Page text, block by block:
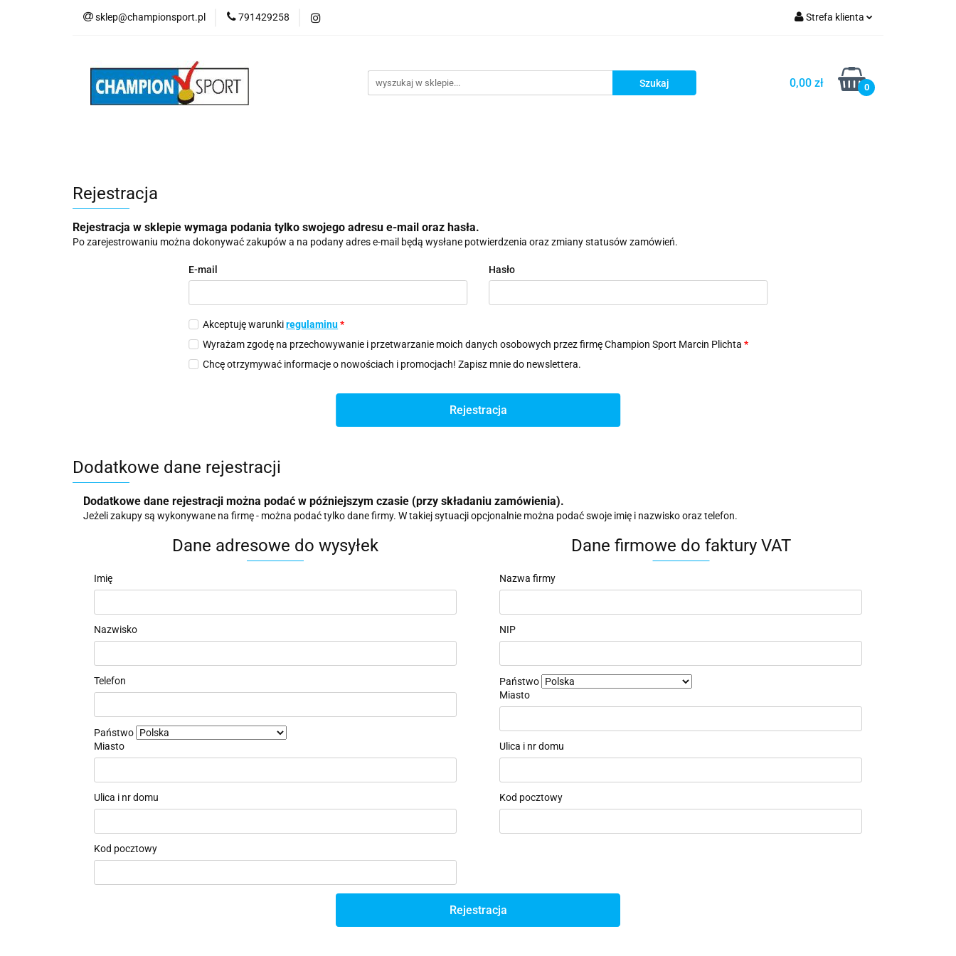
sklep@championsport.pl 791429258 Strefa klienta
Zarejestruj się
Dodaj zgłoszenie
0,00 zł 0
Rejestracja
Rejestracja w sklepie wymaga podania tylko swojego adresu e-mail oraz hasła.
Po zarejestrowaniu można dokonywać zakupów a na podany adres e-mail będą wysłane potwierdzenia oraz zmiany statusów zamówień.
E-mail Hasło
Akceptuję warunkiregulaminu *
Wyrażam zgodę na przechowywanie i przetwarzanie moich danych osobowych przez firmę Champion Sport Marcin Plichta*
Chcę otrzymywać informacje o nowościach i promocjach! Zapisz mnie do newslettera.
Rejestracja
Dodatkowe dane rejestracji
Dodatkowe dane rejestracji można podać w późniejszym czasie (przy składaniu zamówienia).
Jeżeli zakupy są wykonywane na firmę - można podać tylko dane firmy. W takiej sytuacji opcjonalnie można podać swoje imię i nazwisko oraz telefon.
Dane adresowe do wysyłek
Imię
Nazwisko
Telefon
Państwo
Miasto
Ulica i nr domu
Kod pocztowy
Dane firmowe do faktury VAT
Nazwa firmy
NIP
Państwo
Miasto
Ulica i nr domu
Kod pocztowy
Rejestracja